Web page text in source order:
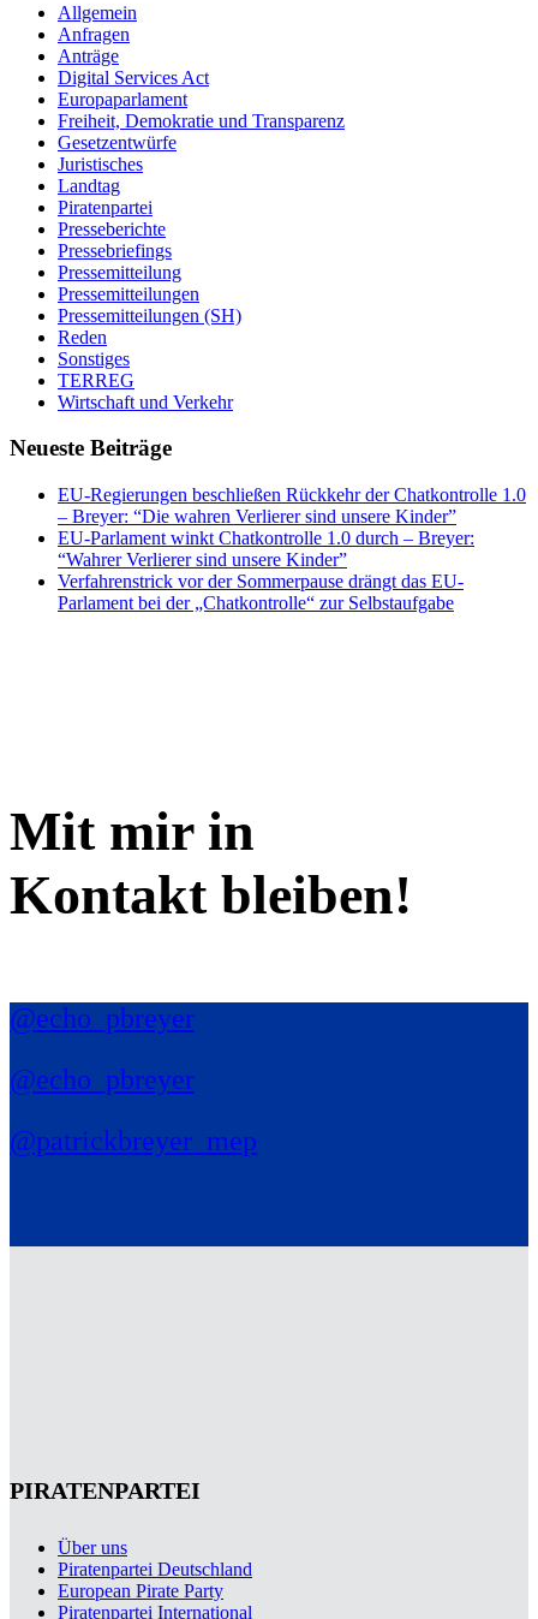
Allgemein
Anfragen
Anträge
Digital Services Act
Europaparlament
Freiheit, Demokratie und Transparenz
Gesetzentwürfe
Juristisches
Landtag
Piratenpartei
Presseberichte
Pressebriefings
Pressemitteilung
Pressemitteilungen
Pressemitteilungen (SH)
Reden
Sonstiges
TERREG
Wirtschaft und Verkehr
Neueste Beiträge
EU-Regierungen beschließen Rückkehr der Chatkontrolle 1.0
– Breyer: “Die wahren Verlierer sind unsere Kinder”
EU-Parlament winkt Chatkontrolle 1.0 durch – Breyer:
“Wahrer Verlierer sind unsere Kinder”
Verfahrenstrick vor der Sommerpause drängt das EU-
Parlament bei der „Chatkontrolle“ zur Selbstaufgabe
Mit mir in
Kontakt bleiben!
@echo_pbreyer
@echo_pbreyer
@patrickbreyer_mep
PIRATENPARTEI
Über uns
Piratenpartei Deutschland
European Pirate Party
Piratenpartei International